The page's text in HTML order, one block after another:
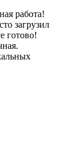
работа!
загрузил
готово!